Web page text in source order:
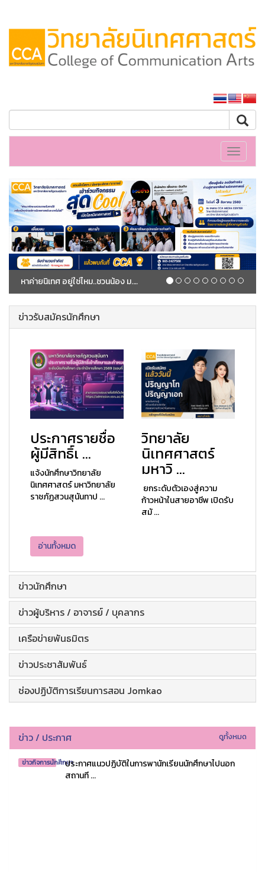
Toggle
หาค่ายนิเทศ อยู่ใช่ไหม..ชวนน้อง ม.ปลาย อาจารย์และบุคคลที่สนใจทั่วประเทศ!! มาเปิดโลกนิเทศศาสตร์กับ CCA Visit 2026 เด็กนิเทศเล่นของ
ข่าวรับสมัครนักศึกษา
ประกาศรายชื่อ
ผู้มีสิทธิ์เ ...
แจ้งนักศึกษาวิทยาลัย
นิเทศศาสตร์ มหาวิทยาลัย
ราชภัฏสวนสุนันทาป ...
วิทยาลัย
นิเทศศาสตร์
มหาวิ ...
ยกระดับตัวเองสู่ความ
ก้าวหน้าในสายอาชีพ เปิดรับ
สมั ...
อ่านทั้งหมด
ข่าวนักศึกษา
ข่าวผู้บริหาร / อาจารย์ / บุคลากร
เครือข่ายพันธมิตร
ข่าวประชาสัมพันธ์
ช่องปฏิบัติการเรียนการสอน Jomkao
ข่าว / ประกาศ ดูทั้งหมด
ข่าวกิจการนักศึกษาประกาศแนวปฏิบัติในการพานักเรียนนักศึกษาไปนอก
สถานที ...